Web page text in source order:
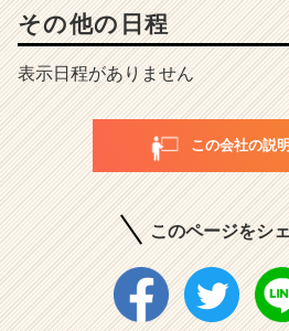
その他の日程
表示日程がありません
この会社の説
このページをシ